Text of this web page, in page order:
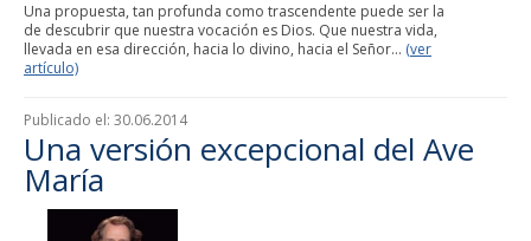
Una propuesta, tan profunda como trascendente puede ser la
de descubrir que nuestra vocación es Dios. Que nuestra vida,
llevada en esa dirección, hacia lo divino, hacia el Señor... (ver
artículo)
Publicado el: 30.06.2014
Una versión excepcional del Ave
María